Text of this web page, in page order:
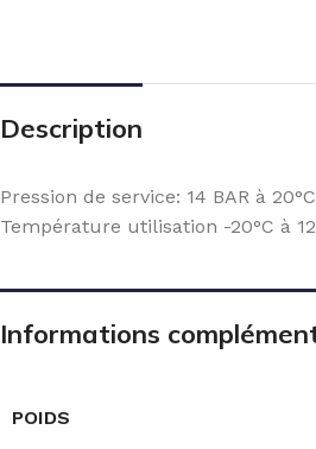
Description
Pression de service: 14 BAR à 20°C
Température utilisation -20°C à
Informations
POIDS